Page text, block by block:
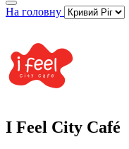
На головну
I Feel City Café